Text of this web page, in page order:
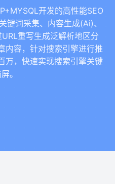
开发的高性能SEO
键词采集、内容生成(Ai)、
重写生成泛解析地区分
内容，针对搜索引擎进行推
万，快速实现搜索引擎关键
。